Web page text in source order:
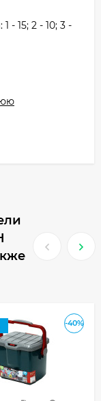
15; 2 - 10; 3 -
-40%